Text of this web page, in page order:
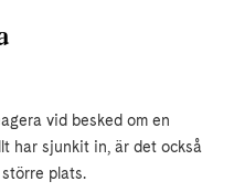
vid besked om en
har sjunkit in, är det också
plats.